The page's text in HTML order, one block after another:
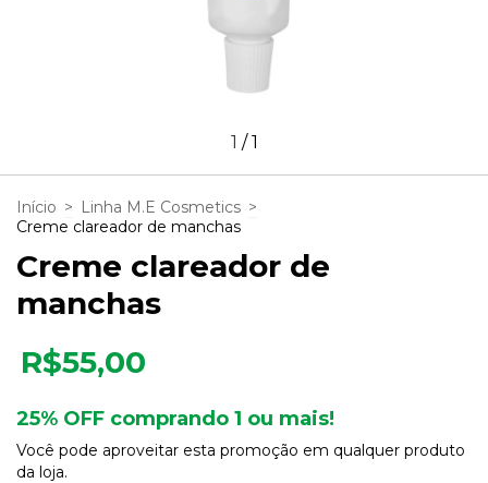
1 /1
Início > Linha M.E Cosmetics >
Creme clareador de manchas
Creme clareador de
manchas
R$55,00
25% OFF comprando 1 ou mais!
Você pode aproveitar esta promoção em qualquer produto
da loja.